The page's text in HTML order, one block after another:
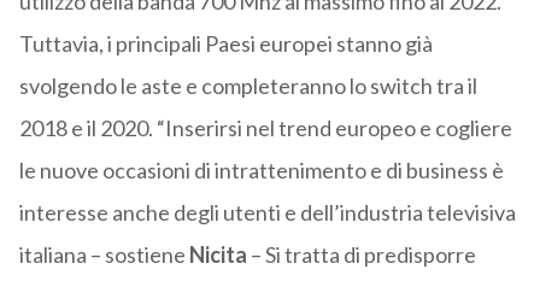
Tuttavia, i principali Paesi europei stanno già
svolgendo le aste e completeranno lo switch tra il
2018 e il 2020. “Inserirsi nel trend europeo e cogliere
le nuove occasioni di intrattenimento e di business è
interesse anche degli utenti e dell’industria televisiva
italiana – sostiene Nicita – Si tratta di predisporre